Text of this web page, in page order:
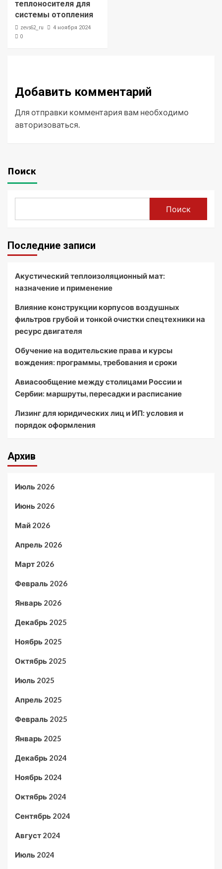
теплоносителя для
системы отопления
zevs62_ru 4 ноября 2024
0
Добавить комментарий
Для отправки комментария вам необходимо
авторизоваться.
Поиск
Поиск
Последние записи
Акустический теплоизоляционный мат:
назначение и применение
Влияние конструкции корпусов воздушных
фильтров грубой и тонкой очистки спецтехники на
ресурс двигателя
Обучение на водительские права и курсы
вождения: программы, требования и сроки
Авиасообщение между столицами России и
Сербии: маршруты, пересадки и расписание
Лизинг для юридических лиц и ИП: условия и
порядок оформления
Архив
Июль 2026
Июнь 2026
Май 2026
Апрель 2026
Март 2026
Февраль 2026
Январь 2026
Декабрь 2025
Ноябрь 2025
Октябрь 2025
Июль 2025
Апрель 2025
Февраль 2025
Январь 2025
Декабрь 2024
Ноябрь 2024
Октябрь 2024
Сентябрь 2024
Август 2024
Июль 2024